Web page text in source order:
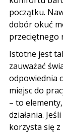
początku.
dobór okuć
przeciętnego
Istotne jest
zauważać
odpowiednia
miejsc do
– to
działania.
korzysta się